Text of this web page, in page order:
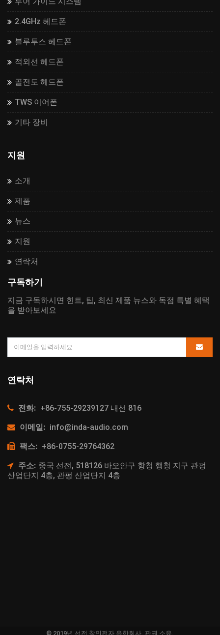
2.4GHz 헤드폰
블루투스 헤드폰
적외선 헤드폰
골전도 헤드폰
TWS 이어폰
기타 장비
지원
소개
제품
뉴스
지원
연락처
구독하기
지금 구독하시면 힌트, 팁, 최신 제품 뉴스와 독점 특별 혜택
을 받아보세요
연락처
전화: +86-755-29239127 내선 816
이메일: info@inda-audio.com
팩스: +86-0755-29764362
주소: 중국 선전, 518126 바오안구 항청 행청 지구 관펑
산업단지 4층, 관펑 산업단지 4층
© 2019년 선전 창인전자 유한회사. 판권 소유.